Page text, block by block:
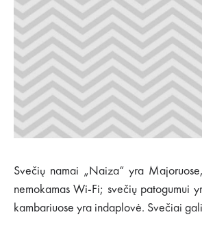
Svečių namai „Naiza“ yra
nemokamas Wi-Fi; svečių patogumui
kambariuose yra indaplovė. Svečiai